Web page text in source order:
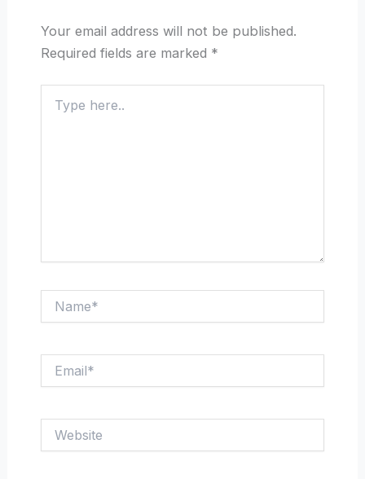
Your email address will not be published.
Required fields are marked *
here..